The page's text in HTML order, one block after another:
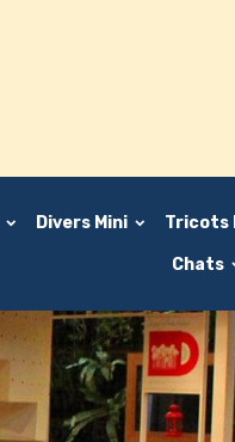
Divers Mini Tricots
Chats